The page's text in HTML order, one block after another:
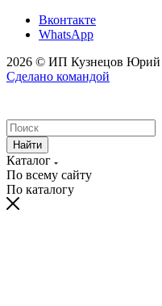
Вконтакте
WhatsApp
2026 © ИП Кузнецов Юрий
Сделано командой
Найти
Каталог
По всему сайту
По каталогу